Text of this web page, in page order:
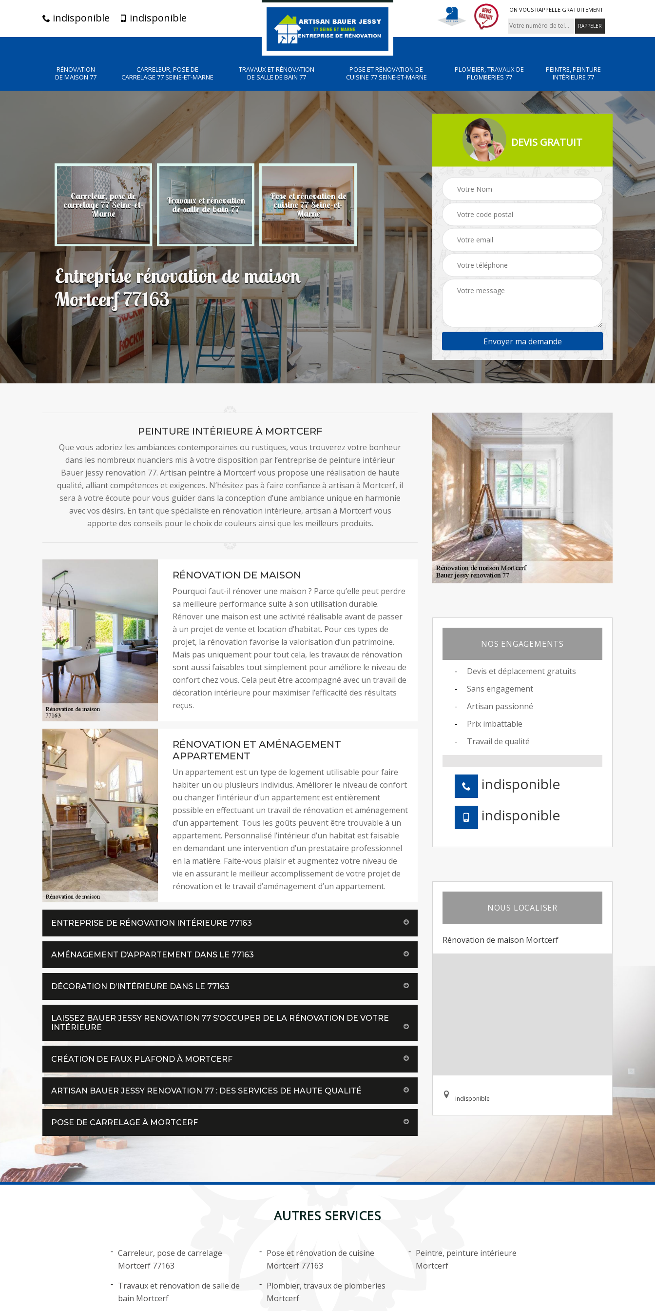
indisponible indisponible
ON VOUS RAPPELLE GRATUITEMENT
RÉNOVATION
DE MAISON 77
CARRELEUR, POSE DE
CARRELAGE 77 SEINE-ET-MARNE
TRAVAUX ET RÉNOVATION
DE SALLE DE BAIN 77
POSE ET RÉNOVATION DE
CUISINE 77 SEINE-ET-MARNE
PLOMBIER, TRAVAUX DE
PLOMBERIES 77
PEINTRE, PEINTURE
INTÉRIEURE 77
Carreleur, pose de
carrelage 77 Seine-et-
Marne
Travaux et rénovation
de salle de bain 77
Pose et rénovation de
cuisine 77 Seine-et-
Marne
Plombier, travaux de
plomberies 77
Peintre, peinture
intérieure 77
Rénovation de maison
Entreprise rénovation de maison
Mortcerf 77163
DEVIS GRATUIT
PEINTURE INTÉRIEURE À MORTCERF
Que vous adoriez les ambiances contemporaines ou rustiques, vous trouverez votre bonheur
dans les nombreux nuanciers mis à votre disposition par l’entreprise de peinture intérieur
Bauer jessy renovation 77. Artisan peintre à Mortcerf vous propose une réalisation de haute
qualité, alliant compétences et exigences. N’hésitez pas à faire confiance à artisan à Mortcerf, il
sera à votre écoute pour vous guider dans la conception d’une ambiance unique en harmonie
avec vos désirs. En tant que spécialiste en rénovation intérieure, artisan à Mortcerf vous
apporte des conseils pour le choix de couleurs ainsi que les meilleurs produits.
RÉNOVATION DE MAISON
Pourquoi faut-il rénover une maison ? Parce qu’elle peut perdre
sa meilleure performance suite à son utilisation durable.
Rénover une maison est une activité réalisable avant de passer
à un projet de vente et location d’habitat. Pour ces types de
projet, la rénovation favorise la valorisation d’un patrimoine.
Mais pas uniquement pour tout cela, les travaux de rénovation
sont aussi faisables tout simplement pour améliore le niveau de
confort chez vous. Cela peut être accompagné avec un travail de
décoration intérieure pour maximiser l’efficacité des résultats
reçus.
RÉNOVATION ET AMÉNAGEMENT
APPARTEMENT
Un appartement est un type de logement utilisable pour faire
habiter un ou plusieurs individus. Améliorer le niveau de confort
ou changer l’intérieur d’un appartement est entièrement
possible en effectuant un travail de rénovation et aménagement
d’un appartement. Tous les goûts peuvent être trouvable à un
appartement. Personnalisé l’intérieur d’un habitat est faisable
en demandant une intervention d’un prestataire professionnel
en la matière. Faite-vous plaisir et augmentez votre niveau de
vie en assurant le meilleur accomplissement de votre projet de
rénovation et le travail d’aménagement d’un appartement.
ENTREPRISE DE RÉNOVATION INTÉRIEURE 77163
AMÉNAGEMENT D’APPARTEMENT DANS LE 77163
DÉCORATION D’INTÉRIEURE DANS LE 77163
LAISSEZ BAUER JESSY RENOVATION 77 S’OCCUPER DE LA RÉNOVATION DE VOTRE
INTÉRIEURE
CRÉATION DE FAUX PLAFOND À MORTCERF
ARTISAN BAUER JESSY RENOVATION 77 : DES SERVICES DE HAUTE QUALITÉ
POSE DE CARRELAGE À MORTCERF
NOS ENGAGEMENTS
Devis et déplacement gratuits
Sans engagement
Artisan passionné
Prix imbattable
Travail de qualité
indisponible
indisponible
NOUS LOCALISER
Rénovation de maison Mortcerf
indisponible
AUTRES SERVICES
Carreleur, pose de carrelage
Mortcerf 77163
Travaux et rénovation de salle de
bain Mortcerf
Pose et rénovation de cuisine
Mortcerf 77163
Plombier, travaux de plomberies
Mortcerf
Peintre, peinture intérieure
Mortcerf